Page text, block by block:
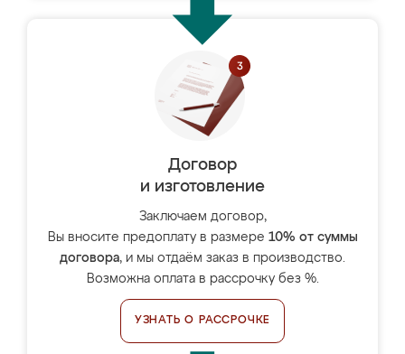
Договор
и изготовление
Заключаем договор,
Вы вносите предоплату в размере 10% от суммы
договора, и мы отдаём заказ в производство.
Возможна оплата в рассрочку без %.
УЗНАТЬ О РАССРОЧКЕ